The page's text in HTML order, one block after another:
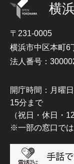
横
〒231-0005
横浜市中区本町6
法人番号：
開庁時間：月曜
15分まで
（祝日・休日・
※一部の窓口で